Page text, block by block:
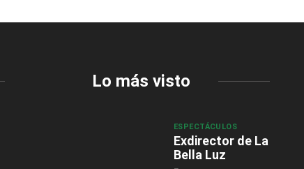
Lo más visto
ESPECTÁCULOS
Exdirector de La
Bella Luz